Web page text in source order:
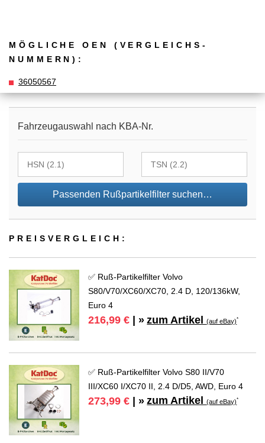
MÖGLICHE OEN (VERGLEICHS­
NUMMERN):
36050567
Fahrzeugauswahl nach KBA-Nr.
Passenden Rußpartikelfilter suchen…
PREIS­VER­GLEICH:
✅ Ruß-Partikelfilter Volvo
S80/V70/XC60/XC70, 2.4 D, 120/136kW,
Euro 4
216,99 € | » zum Artikel(auf eBay)*
✅ Ruß-Partikelfilter Volvo S80 II/V70
III/XC60 I/XC70 II, 2.4 D/D5, AWD, Euro 4
273,99 € | » zum Artikel(auf eBay)*